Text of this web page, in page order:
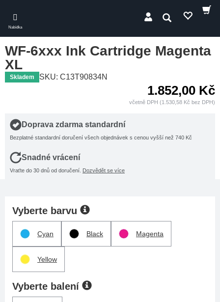
main
content
Nabídka
Hledat
WF-6xxx Ink Cartridge Magenta
XL
Skladem SKU: C13T90834N
1.852,00 Kč
včetně DPH (1.530,58 Kč bez DPH)
Doprava zdarma standardní
Bezplatné standardní doručení všech objednávek s cenou vyšší než 740 Kč
Snadné vrácení
Vraťte do 30 dnů od doručení. Dozvědět se více
Vyberte barvu
Cyan Black Magenta
Yellow
Vyberte balení